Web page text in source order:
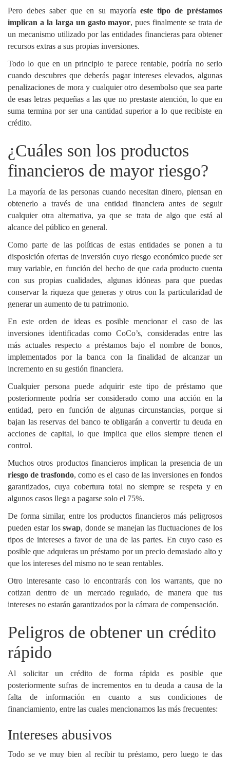
Pero debes saber que en su mayoría este tipo de préstamos
implican a la larga un gasto mayor, pues finalmente se trata de
un mecanismo utilizado por las entidades financieras para obtener
recursos extras a sus propias inversiones.
Todo lo que en un principio te parece rentable, podría no serlo
cuando descubres que deberás pagar intereses elevados, algunas
penalizaciones de mora y cualquier otro desembolso que sea parte
de esas letras pequeñas a las que no prestaste atención, lo que en
suma termina por ser una cantidad superior a lo que recibiste en
crédito.
¿Cuáles son los productos
financieros de mayor riesgo?
La mayoría de las personas cuando necesitan dinero, piensan en
obtenerlo a través de una entidad financiera antes de seguir
cualquier otra alternativa, ya que se trata de algo que está al
alcance del público en general.
Como parte de las políticas de estas entidades se ponen a tu
disposición ofertas de inversión cuyo riesgo económico puede ser
muy variable, en función del hecho de que cada producto cuenta
con sus propias cualidades, algunas idóneas para que puedas
conservar la riqueza que generas y otros con la particularidad de
generar un aumento de tu patrimonio.
En este orden de ideas es posible mencionar el caso de las
inversiones identificadas como CoCo’s, consideradas entre las
más actuales respecto a préstamos bajo el nombre de bonos,
implementados por la banca con la finalidad de alcanzar un
incremento en su gestión financiera.
Cualquier persona puede adquirir este tipo de préstamo que
posteriormente podría ser considerado como una acción en la
entidad, pero en función de algunas circunstancias, porque si
bajan las reservas del banco te obligarán a convertir tu deuda en
acciones de capital, lo que implica que ellos siempre tienen el
control.
Muchos otros productos financieros implican la presencia de un
riesgo de trasfondo, como es el caso de las inversiones en fondos
garantizados, cuya cobertura total no siempre se respeta y en
algunos casos llega a pagarse solo el 75%.
De forma similar, entre los productos financieros más peligrosos
pueden estar losswap, donde se manejan las fluctuaciones de los
tipos de intereses a favor de una de las partes. En cuyo caso es
posible que adquieras un préstamo por un precio demasiado alto y
que los intereses del mismo no te sean rentables.
Otro interesante caso lo encontrarás con los warrants, que no
cotizan dentro de un mercado regulado, de manera que tus
intereses no estarán garantizados por la cámara de compensación.
Peligros de obtener un crédito
rápido
Al solicitar un crédito de forma rápida es posible que
posteriormente sufras de incrementos en tu deuda a causa de la
falta de información en cuanto a sus condiciones de
financiamiento, entre las cuales mencionamos las más frecuentes:
Intereses abusivos
Todo se ve muy bien al recibir tu préstamo, pero luego te das